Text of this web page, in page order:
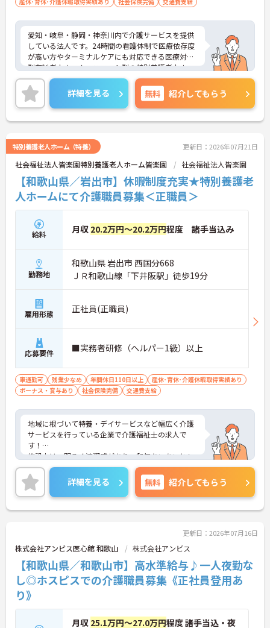
愛知・岐阜・静岡・神奈川内で介護サービスを提供
している法人です。24時間の看護体制で医療依存度
が高い方やターミナルケアにも対応できる医療対応
型有料老人ホーム、ユニット型の特別養護老人ホー
ムを運営しています。利用者様とスタッフとの距離
も近く、一人ひとりに寄り添ったケアが実現できま
す。福利厚生も整っており長く安心してご就業でき
る環境です。ご興味ある方には、面接対策ポイント
など、さらに詳細をお話しいたしますのでお気軽に
詳細を見る 無料 紹介してもらう
特別養護老人ホーム（特養） 更新日：2026年07月21日
社会福祉法人皆楽園特別養護老人ホーム皆楽園 社会福祉法人皆楽園
【和歌山県／岩出市】休暇制度充実★特別養護老
人ホームにて介護職員募集＜正職員＞
給料 月収 20.2万円～20.2万円程度 諸手当込み
勤務地
和歌山県 岩出市 西国分668
ＪＲ和歌山線「下井阪駅」徒歩19分
雇用形態 正社員(正職員)
応募要件 ■実務者研修（ヘルパー1級）以上
車通勤可 残業少なめ 年間休日110日以上
産休･育休･介護休暇取得実績あり
ボーナス・賞与あり
社会保険完備 交通費支給
地域に根づいて特養・デイサービスなど幅広く介護
サービスを行っている企業で介護福祉士の求人で
す！
施設内は、明るく清潔感があり、和気あいあいとし
た雰囲気です♪
利用者様の生活に変化がつくよう、誕生会やお花見
など、四季折々の楽しいイベントがたくさん☆
残業はほとんどないのでプライベートや家庭との両
立もしやすい環境です！
ご興味がある方は是非一度マイナビまでお問合せ下
さい！
詳細を見る 無料 紹介してもらう
更新日：2026年07月16日
株式会社アンビス医心館 和歌山 株式会社アンビス
【和歌山県／和歌山市】高水準給与♪一人夜勤な
し◎ホスピスでの介護職員募集《正社員登用あ
り》
月収 25.1万円～27.0万円程度 諸手当込・夜